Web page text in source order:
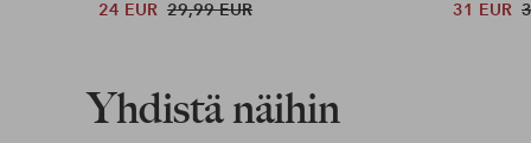
24 EUR 29,99 EUR
31 EUR
Yhdistä näihin